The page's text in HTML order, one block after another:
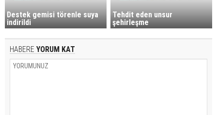
Destek gemisi törenle suya
indirildi
Tehdit eden unsur
şehirleşme
HABERE YORUM KAT